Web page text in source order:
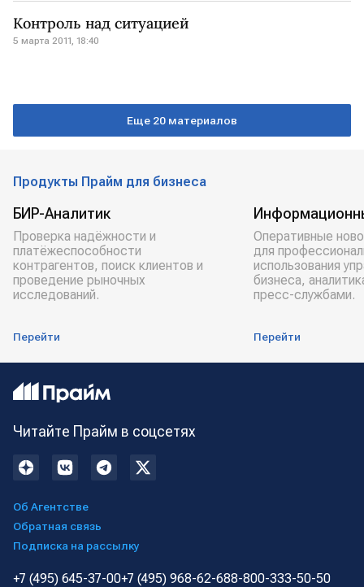
Контроль над ситуацией
5 марта 2011, 18:40
Еще 20 материалов
Продукты Прайм для бизнеса
БИР-Аналитик
Проверка надёжности и
платёжеспособности
контрагентов, поиск клиентов и
проведение рыночных
исследований.
Перейти
Оперативные
для
использования
бизнеса,
пресс-службами.
Перейти
Читайте Прайм в соцсетях
Об Агентстве
Обратная связь
Подписка на рассылку
+7 (495) 645-37-00+7 (495) 968-62-688-800-333-50-50